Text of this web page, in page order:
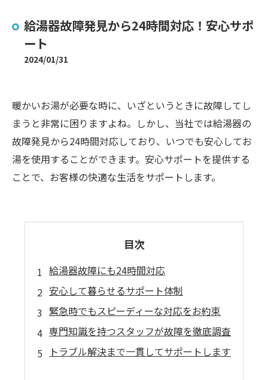
給湯器故障発見から24時間対応！安心サポ
ート
2024/01/31
暖かいお湯が必要な時に、いざというときに故障してし
まうと非常に困りますよね。しかし、当社では給湯器の
故障発見から24時間対応しており、いつでも安心してお
湯を使用することができます。安心サポートを提供する
ことで、お客様の快適な生活をサポートします。
目次
給湯器故障にも24時間対応
安心して暮らせるサポート体制
緊急時でもスピーディーな対応をお約束
専門知識を持つスタッフが故障を徹底調査
トラブル解決まで一貫してサポートします